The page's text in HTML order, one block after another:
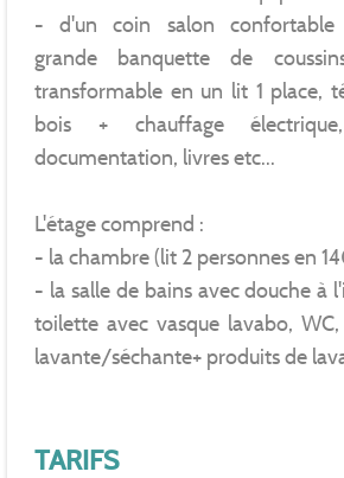
- d'un coin salon confortable
grande banquette de
transformable en un lit 1 place,
bois + chauffage
documentation, livres etc...
L'étage comprend :
- la chambre (lit 2 personnes en
- la salle de bains avec douche à
toilette avec vasque lavabo,
lavante/séchante+ produits de
TARIFS